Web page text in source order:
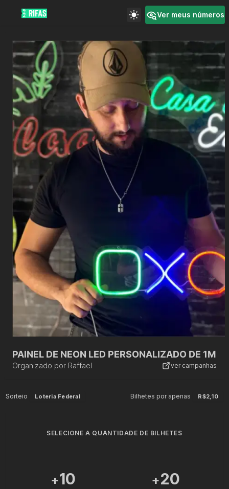
Ver meus números
PAINEL DE NEON LED PERSONALIZADO DE 1M
Organizado por Raffael ver campanhas
Sorteio Loteria Federal Bilhetes por apenas R$2,10
SELECIONE A QUANTIDADE DE BILHETES
+10 +20